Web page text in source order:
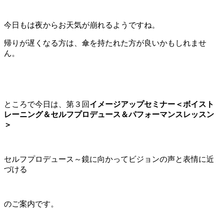
今日もは夜からお天気が崩れるようですね。
帰りが遅くなる方は、傘を持たれた方が良いかもしれませ
ん。
ところで今日は、第３回 イメージアップセミナー＜ボイスト
レーニング＆セルフプロデュース＆パフォーマンスレッスン
＞
セルフプロデュース～鏡に向かってビジョンの声と表情に近
づける
のご案内です。